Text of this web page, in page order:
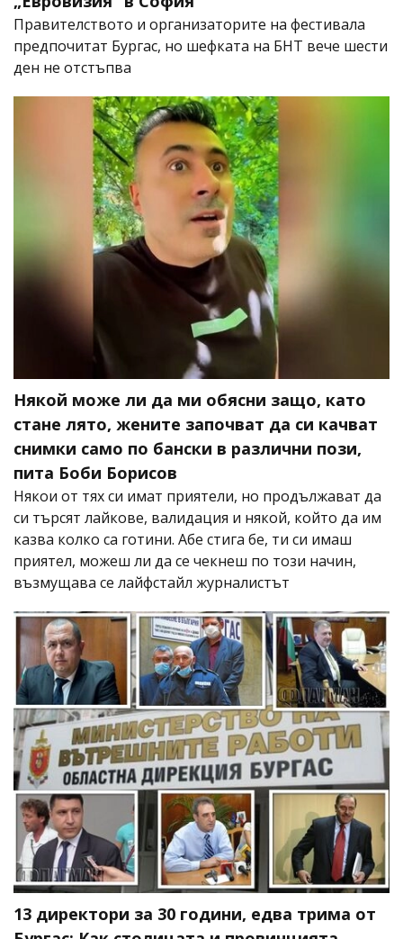
Правителството и организаторите на фестивала
предпочитат Бургас, но шефката на БНТ вече шести
ден не отстъпва
Някой може ли да ми обясни защо, като
стане лято, жените започват да си качват
снимки само по бански в различни пози,
пита Боби Борисов
Някои от тях си имат приятели, но продължават да
си търсят лайкове, валидация и някой, който да им
казва колко са готини. Абе стига бе, ти си имаш
приятел, можеш ли да се чекнеш по този начин,
възмущава се лайфстайл журналистът
13 директори за 30 години, едва трима от